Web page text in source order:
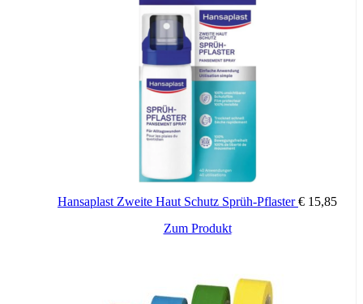
Trocknen Sie die Haut um die Wunde vorsichtig ab.
Bringen Sie das Pflaster an, ohne es zu dehnen und
vermeiden Sie Faltenbildung.
Hansaplast Zweite Haut Schutz Sprüh-Pflaster€ 15,85
Zum Produkt